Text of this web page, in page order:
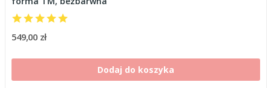
549,00 zł
Dodaj do koszyka